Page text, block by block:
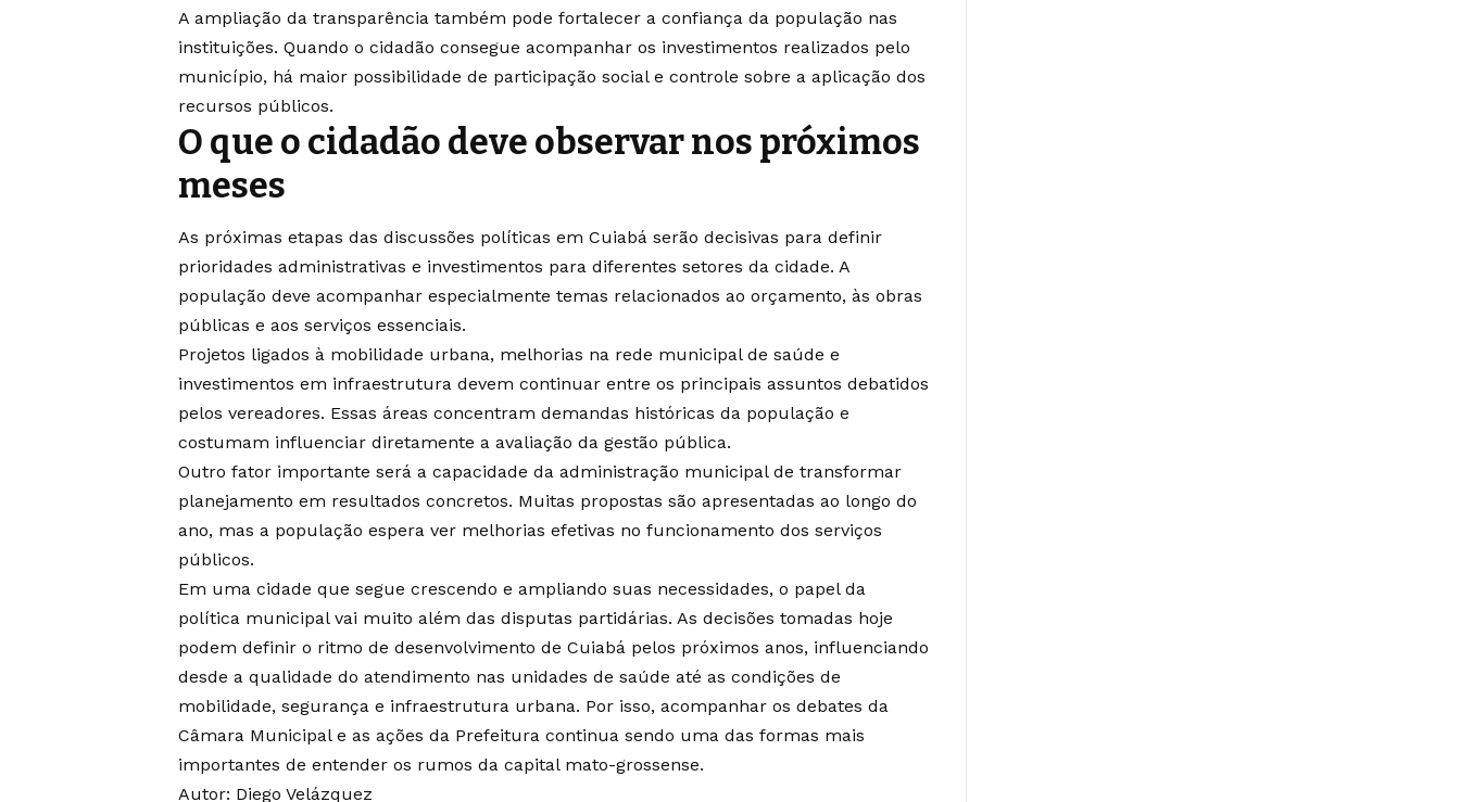
A ampliação da transparência também pode fortalecer a confiança da população nas
instituições. Quando o cidadão consegue acompanhar os investimentos realizados pelo
município, há maior possibilidade de participação social e controle sobre a aplicação dos
recursos públicos.
O que o cidadão deve observar nos próximos
meses
As próximas etapas das discussões políticas em Cuiabá serão decisivas para definir
prioridades administrativas e investimentos para diferentes setores da cidade. A
população deve acompanhar especialmente temas relacionados ao orçamento, às obras
públicas e aos serviços essenciais.
Projetos ligados à mobilidade urbana, melhorias na rede municipal de saúde e
investimentos em infraestrutura devem continuar entre os principais assuntos debatidos
pelos vereadores. Essas áreas concentram demandas históricas da população e
costumam influenciar diretamente a avaliação da gestão pública.
Outro fator importante será a capacidade da administração municipal de transformar
planejamento em resultados concretos. Muitas propostas são apresentadas ao longo do
ano, mas a população espera ver melhorias efetivas no funcionamento dos serviços
públicos.
Em uma cidade que segue crescendo e ampliando suas necessidades, o papel da
política municipal vai muito além das disputas partidárias. As decisões tomadas hoje
podem definir o ritmo de desenvolvimento de Cuiabá pelos próximos anos, influenciando
desde a qualidade do atendimento nas unidades de saúde até as condições de
mobilidade, segurança e infraestrutura urbana. Por isso, acompanhar os debates da
Câmara Municipal e as ações da Prefeitura continua sendo uma das formas mais
importantes de entender os rumos da capital mato-grossense.
Autor: Diego Velázquez